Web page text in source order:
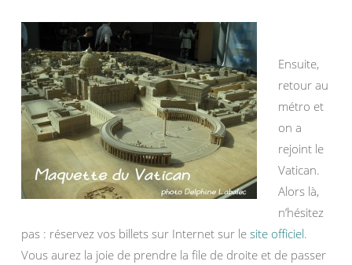
Ensuite,
retour au
métro et
on a
rejoint le
Vatican.
Alors là,
n’hésitez
pas : réservez vos billets sur Internet sur le site officiel.
Vous aurez la joie de prendre la file de droite et de passer